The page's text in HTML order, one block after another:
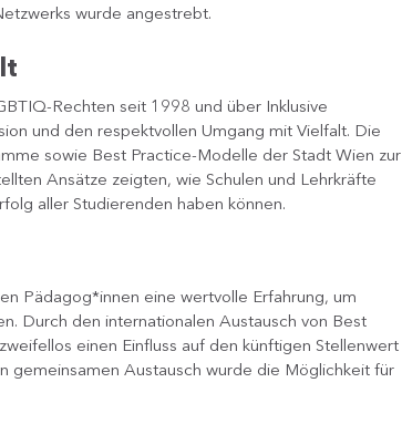
wurde angestrebt.
Rechten seit 1998 und über Inklusive
und den respektvollen Umgang mit Vielfalt. Die
sowie Best Practice-Modelle der Stadt Wien zur
Ansätze zeigten, wie Schulen und Lehrkräfte
aller Studierenden haben können.
Pädagog*innen eine wertvolle Erfahrung, um
Durch den internationalen Austausch von Best
einen Einfluss auf den künftigen Stellenwert
gemeinsamen Austausch wurde die Möglichkeit für